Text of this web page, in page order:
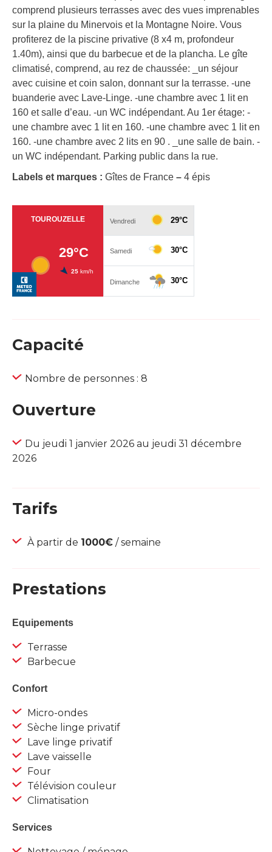
comprend plusieurs terrasses avec des vues imprenables
sur la plaine du Minervois et la Montagne Noire. Vous
profiterez de la piscine privative (8 x4 m, profondeur
1.40m), ainsi que du barbecue et de la plancha. Le gîte
climatisé, comprend, au rez de chaussée: _un séjour
avec cuisine et coin salon, donnant sur la terrasse. -une
buanderie avec Lave-Linge. -une chambre avec 1 lit en
160 et salle d’eau. -un WC indépendant. Au 1er étage: -
une chambre avec 1 lit en 160. -une chambre avec 1 lit en
160. -une chambre avec 2 lits en 90 . _une salle de bain. -
un WC indépendant. Parking public dans la rue.
Labels et marques : Gîtes de France – 4 épis
Capacité
Nombre de personnes : 8
Ouverture
Du jeudi 1 janvier 2026 au jeudi 31 décembre
2026
Tarifs
À partir de 1000€ / semaine
Prestations
Equipements
Terrasse
Barbecue
Confort
Micro-ondes
Sèche linge privatif
Lave linge privatif
Lave vaisselle
Four
Télévision couleur
Climatisation
Services